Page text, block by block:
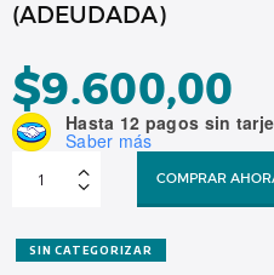
(ADEUDADA)
$9.600,00
Hasta 12 pagos sin
Saber más
LEQ
CUAT.
2022
COMPRAR
SIN CATEGORIZAR